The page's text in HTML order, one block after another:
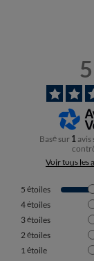
Basé sur 1avis
Voir tous les
5 étoiles
4étoiles
3étoiles
2étoiles
1étoile